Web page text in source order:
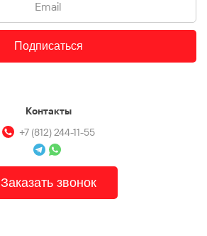
Контакты
+7 (812) 244-11-55
Заказать звонок
Подписаться